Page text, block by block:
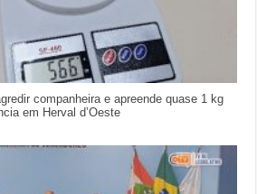
companheira e apreende quase 1 kg
em Herval d’Oeste